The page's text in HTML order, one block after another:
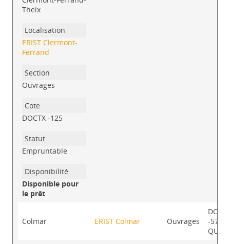
Theix
ERIST Clermont-
Ferrand
Ouvrages
DOCTX -125
Empruntable
Disponible pour
le prêt
Colmar ERIST Colmar Ouvrages
-
QUE